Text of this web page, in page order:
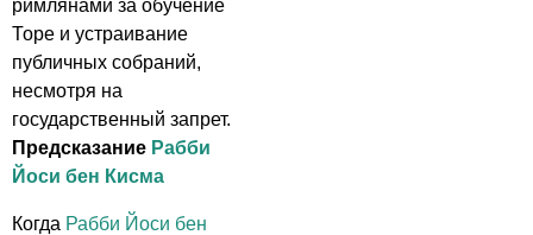
римлянами за обучение
Торе и устраивание
публичных собраний,
несмотря на
государственный запрет.
Предсказание Рабби
Йоси бен Кисма
Когда Рабби Йоси бен